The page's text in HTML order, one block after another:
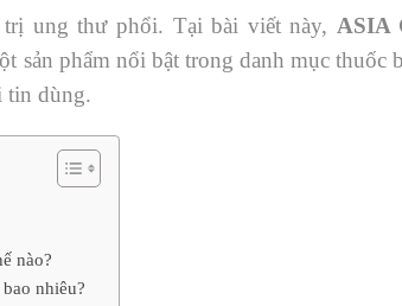
ung thư phổi. Tại bài viết này, ASIA
sản phẩm nổi bật trong danh mục
tin dùng.
nào?
nhiêu?